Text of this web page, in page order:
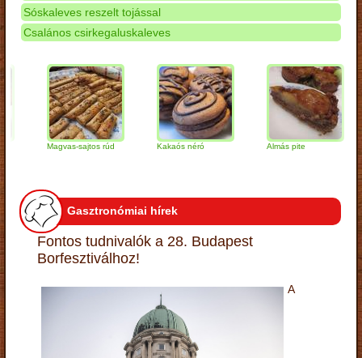
Sóskaleves reszelt tojással
Csalános csirkegaluskaleves
Magvas-sajtos rúd Kakaós néró Almás pite
Gasztronómiai hírek
Fontos tudnivalók a 28. Budapest
Borfesztiválhoz!
A